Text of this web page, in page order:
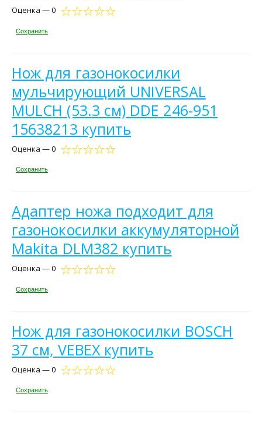
Оценка — 0
Сохранить
Нож для газонокосилки
мульчирующий UNIVERSAL
MULCH (53.3 см) DDE 246-951
15638213 купить
Оценка — 0
Сохранить
Адаптер ножа подходит для
газонокосилки аккумуляторной
Makita DLM382 купить
Оценка — 0
Сохранить
Нож для газонокосилки BOSCH
37 см, VEBEX купить
Оценка — 0
Сохранить